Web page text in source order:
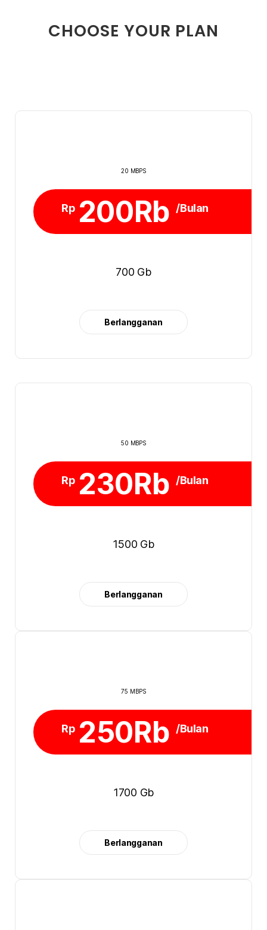
CHOOSE YOUR PLAN
20 MBPS
Rp 200Rb /Bulan
700 Gb
Berlangganan
50 MBPS
Rp 230Rb /Bulan
1500 Gb
Berlangganan
75 MBPS
Rp 250Rb /Bulan
1700 Gb
Berlangganan